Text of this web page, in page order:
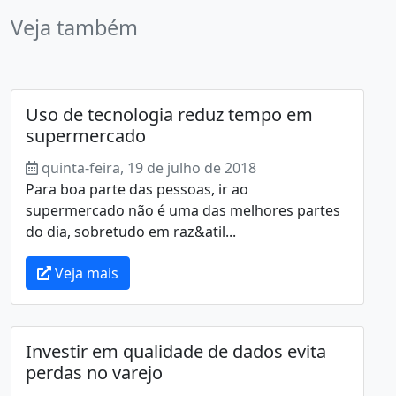
Veja também
Uso de tecnologia reduz tempo em
supermercado
quinta-feira, 19 de julho de 2018
Para boa parte das pessoas, ir ao
supermercado não é uma das melhores partes
do dia, sobretudo em raz&atil...
Veja mais
Investir em qualidade de dados evita
perdas no varejo